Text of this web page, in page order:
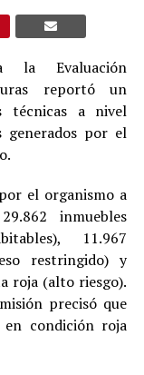
la Evaluación
reportó un
técnicas a nivel
generados por el
el organismo a
inmuebles
11.967
restringido) y
roja (alto riesgo).
precisó que
en condición roja